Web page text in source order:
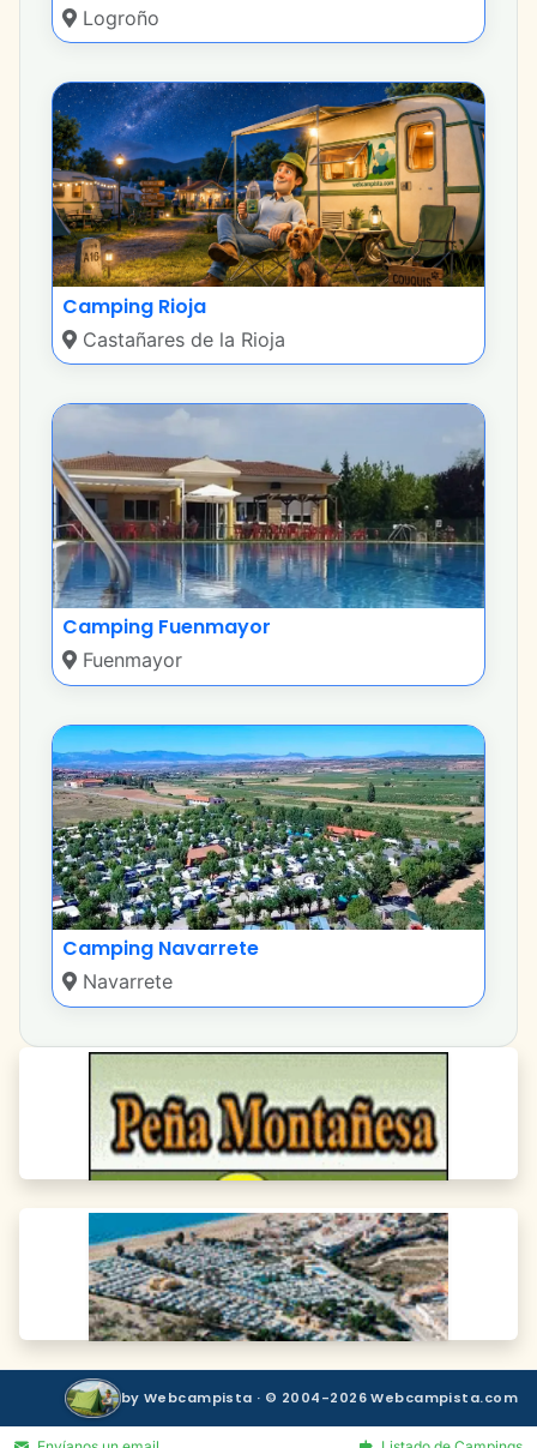
Logroño
Camping Rioja
Castañares de la Rioja
Camping Fuenmayor
Fuenmayor
Camping Navarrete
Navarrete
by Webcampista · © 2004-2026 Webcampista.com